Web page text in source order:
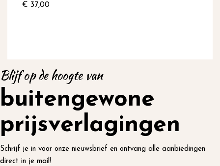
€ 37,00
Blijf op de hoogte van
buitengewone
prijsverlagingen
Schrijf je in voor onze nieuwsbrief en ontvang alle aanbiedingen
direct in je mail!